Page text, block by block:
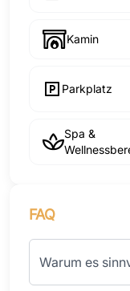
Kamin
Parkplatz
Spa &
FAQ
Warum es